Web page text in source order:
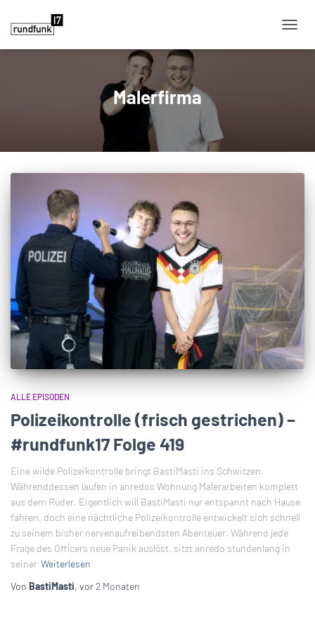
Malerfirma
ALLE EPISODEN
Polizeikontrolle (frisch gestrichen) –
#rundfunk17 Folge 419
Eine wilde Polizeikontrolle bringt BastiMasti ins Schwitzen.
Währenddessen laufen in anredos Wohnung Malerarbeiten komplett
aus dem Ruder. Eigentlich will BastiMasti nur entspannt nach Hause
fahren, doch eine nächtliche Polizeikontrolle entwickelt sich schnell
zu seinem bisher nervenaufreibendsten Abenteuer. Während jede
Frage des Officers neue Panik auslöst, sitzt anredo stundenlang in
seiner Weiterlesen
Von BastiMasti, vor 2 Monaten